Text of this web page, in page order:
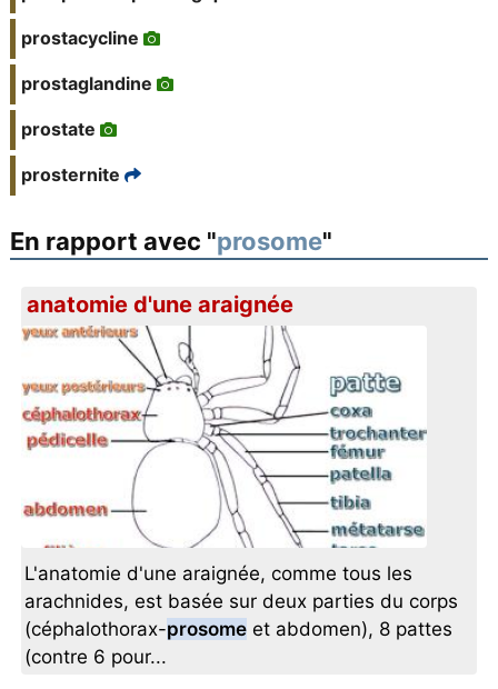
prostacycline
prostaglandine
prostate
prosternite
En rapport avec "prosome"
anatomie d'une araignée
L'anatomie d'une araignée, comme tous les
arachnides, est basée sur deux parties du corps
(céphalothorax-prosome et abdomen), 8 pattes
(contre 6 pour...